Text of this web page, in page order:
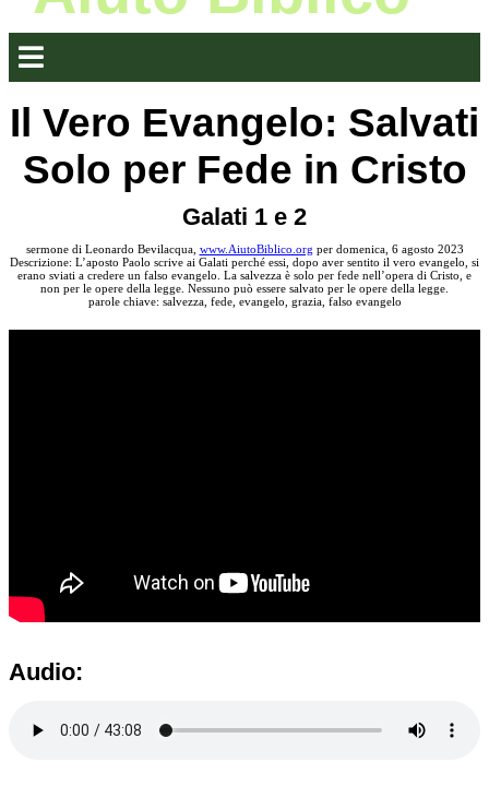
Il Vero Evangelo: Salvati
Solo per Fede in Cristo
Galati 1 e 2
sermone di Leonardo Bevilacqua, www.AiutoBiblico.org per domenica, 6 agosto 2023
Descrizione: L’aposto Paolo scrive ai Galati perché essi, dopo aver sentito il vero evangelo, si
erano sviati a credere un falso evangelo. La salvezza è solo per fede nell’opera di Cristo, e
non per le opere della legge. Nessuno può essere salvato per le opere della legge.
parole chiave: salvezza, fede, evangelo, grazia, falso evangelo
Audio: